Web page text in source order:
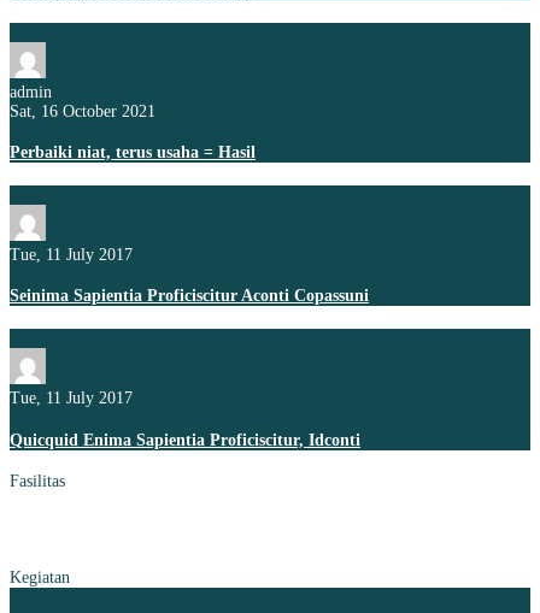
admin
Sat, 16 October 2021
Perbaiki niat, terus usaha = Hasil
Tue, 11 July 2017
Seinima Sapientia Proficiscitur Aconti Copassuni
Tue, 11 July 2017
Quicquid Enima Sapientia Proficiscitur, Idconti
Fasilitas
Kegiatan